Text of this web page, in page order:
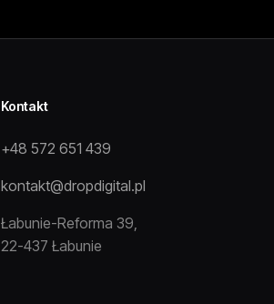
Kontakt
+48 572 651 439
kontakt@dropdigital.pl
Łabunie-Reforma 39,
22-437 Łabunie